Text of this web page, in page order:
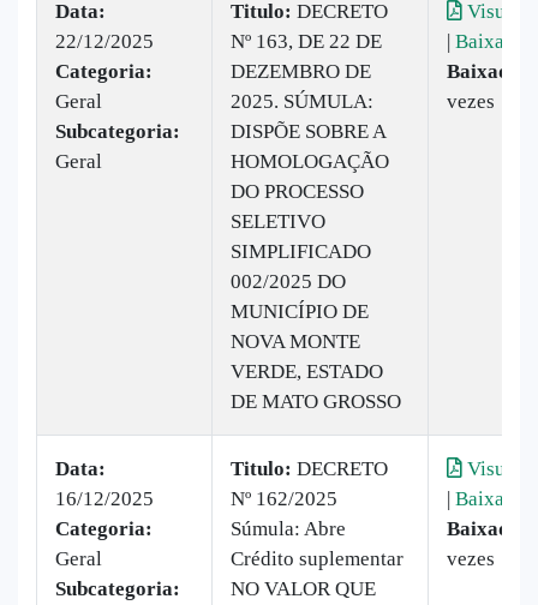
Data:
22/12/2025
Categoria:
Geral
Subcategoria:
Geral
Titulo: DECRETO
Nº 163, DE 22 DE
DEZEMBRO DE
2025. SÚMULA:
DISPÕE SOBRE A
HOMOLOGAÇÃO
DO PROCESSO
SELETIVO
SIMPLIFICADO
002/2025 DO
MUNICÍPIO DE
NOVA MONTE
VERDE, ESTADO
DE MATO GROSSO
| Baixar
Baixado:
vezes
Data:
16/12/2025
Categoria:
Geral
Subcategoria:
Titulo: DECRETO
Nº 162/2025
Súmula: Abre
Crédito suplementar
NO VALOR QUE
| Baixar
Baixado:
vezes